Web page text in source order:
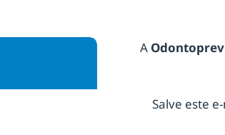
A Odontoprev
Salve este